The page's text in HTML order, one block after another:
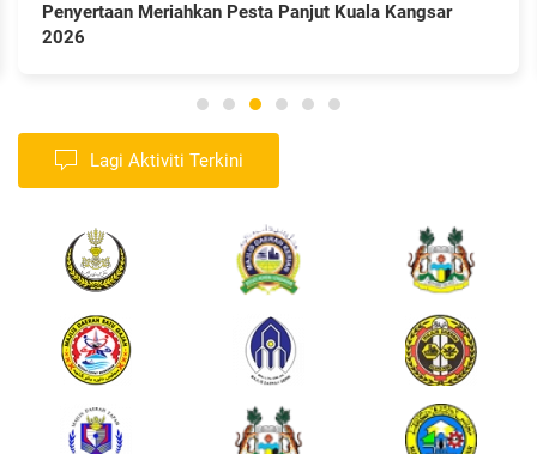
Penyertaan Meriahkan Pesta Panjut Kuala Kangsar
2026
Lagi Aktiviti Terkini